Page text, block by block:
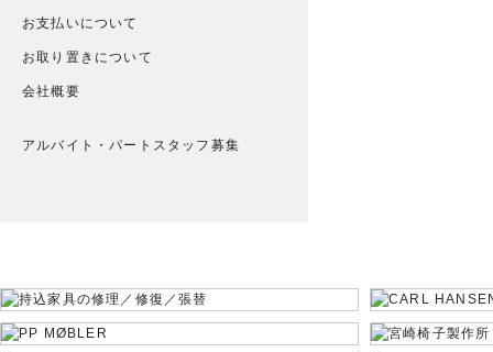
お支払いについて
お取り置きについて
会社概要
アルバイト・パートスタッフ募集